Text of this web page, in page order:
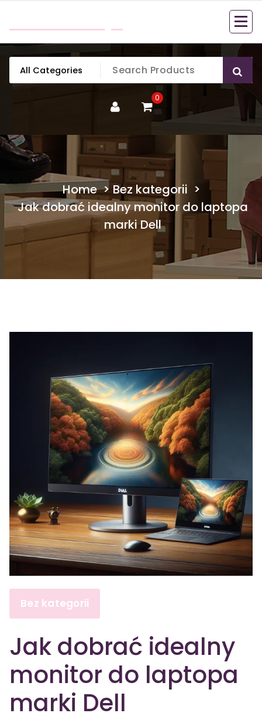
content
0
Home>Bez kategorii >
Jak dobrać idealny monitor do laptopa
marki Dell
Bez kategorii
Jak dobrać idealny
monitor do laptopa
marki Dell